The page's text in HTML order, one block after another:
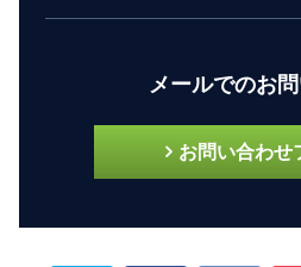
メールでのお
お問い合わせ